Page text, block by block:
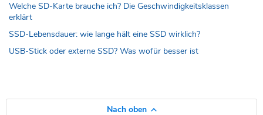
Welche SD-Karte brauche ich? Die Geschwindigkeitsklassen
erklärt
SSD-Lebensdauer: wie lange hält eine SSD wirklich?
USB-Stick oder externe SSD? Was wofür besser ist
Nach oben